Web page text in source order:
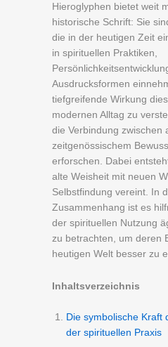
Hieroglyphen bietet weit
historische Schrift: Sie
die in der heutigen Zeit
in spirituellen Praktiken,
Ausdrucksformen
tiefgreifende Wirkung
modernen Alltag zu
die Verbindung zwischen
zeitgenössischem
erforschen. Dabei
alte Weisheit mit neuen
Selbstfindung vereint. In
Zusammenhang ist es
der spirituellen Nutzung
zu betrachten, um deren
heutigen Welt besser zu
Inhaltsverzeichnis
Die symbolische Kraft
der spirituellen Praxis